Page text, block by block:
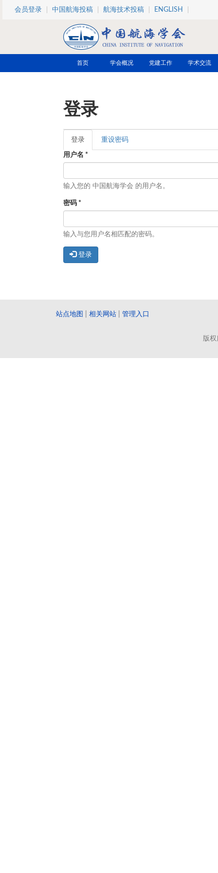
跳转到主要内容
会员登录 中国航海投稿 航海技术投稿 ENGLISH
首页 学会概况 党建工作 学术交流
登录
主标签
登录
动标
重设密码
用户名 *
输入您的 中国航海学会 的用户名。
密码 *
输入与您用户名相匹配的密码。
登录
站点地图 相关网站 管理入口
版